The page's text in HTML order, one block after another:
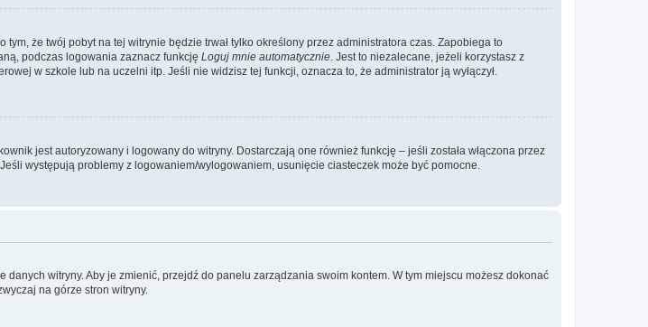
tym, że twój pobyt na tej witrynie będzie trwał tylko określony przez administratora czas. Zapobiega to
podczas logowania zaznacz funkcję Loguj mnie automatycznie . Jest to niezalecane, jeżeli korzystasz z
w szkole lub na uczelni itp. Jeśli nie widzisz tej funkcji, oznacza to, że administrator ją wyłączył.
jest autoryzowany i logowany do witryny. Dostarczają one również funkcję – jeśli została włączona przez
występują problemy z logowaniem/wylogowaniem, usunięcie ciasteczek może być pomocne.
witryny. Aby je zmienić, przejdź do panelu zarządzania swoim kontem. W tym miejscu możesz dokonać
na górze stron witryny.